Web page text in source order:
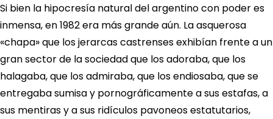
Si bien la hipocresía natural del argentino con poder es
inmensa, en 1982 era más grande aún. La asquerosa
«chapa» que los jerarcas castrenses exhibían frente a un
gran sector de la sociedad que los adoraba, que los
halagaba, que los admiraba, que los endiosaba, que se
entregaba sumisa y pornográficamente a sus estafas, a
sus mentiras y a sus ridículos pavoneos estatutarios,